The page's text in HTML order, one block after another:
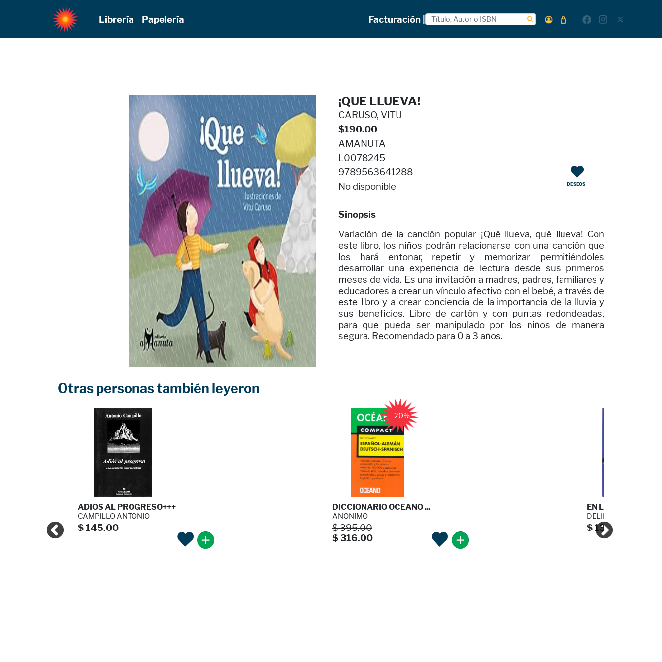
Librería Papelería Facturación |
¡QUE LLUEVA!
CARUSO, VITU
$190.00
AMANUTA
L0078245
9789563641288
No disponible
Sinopsis
DESEOS
Variación de la canción popular ¡Qué llueva, qué llueva! Con
este libro, los niños podrán relacionarse con una canción que
los hará entonar, repetir y memorizar, permitiéndoles
desarrollar una experiencia de lectura desde sus primeros
meses de vida. Es una invitación a madres, padres, familiares y
educadores a crear un vínculo afectivo con el bebé, a través de
este libro y a crear conciencia de la importancia de la lluvia y
sus beneficios. Libro de cartón y con puntas redondeadas,
para que pueda ser manipulado por los niños de manera
segura. Recomendado para 0 a 3 años.
Otras personas también leyeron
ADIOS AL PROGRESO+++
CAMPILLO ANTONIO
$ 145.00
20%
DICCIONARIO OCEANO ...
ANONIMO
$ 395.00
$ 316.00
EN LAS RUINAS
DELILLO DON
$ 135.00